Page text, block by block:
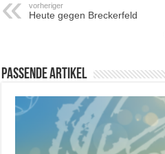
vorheriger
Heute gegen Breckerfeld
Passende Artikel